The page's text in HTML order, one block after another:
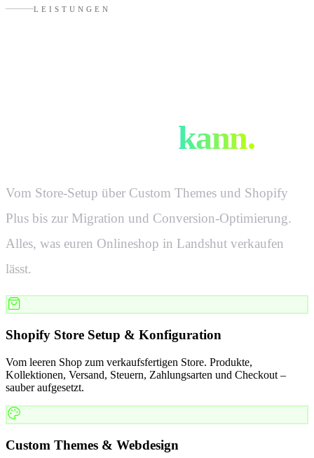
LEISTUNGEN
kann.
Vom Store-Setup über Custom Themes und Shopify
Plus bis zur Migration und Conversion-Optimierung.
Alles, was euren Onlineshop in Landshut verkaufen
lässt.
Shopify Store Setup & Konfiguration
Vom leeren Shop zum verkaufsfertigen Store. Produkte,
Kollektionen, Versand, Steuern, Zahlungsarten und Checkout –
sauber aufgesetzt.
Custom Themes & Webdesign